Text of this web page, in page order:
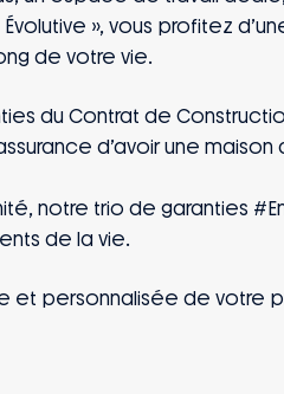
», vous profitez
de votre vie.
du Contrat de
d’avoir une
notre trio de garanties
de la vie.
et personnalisée de votre